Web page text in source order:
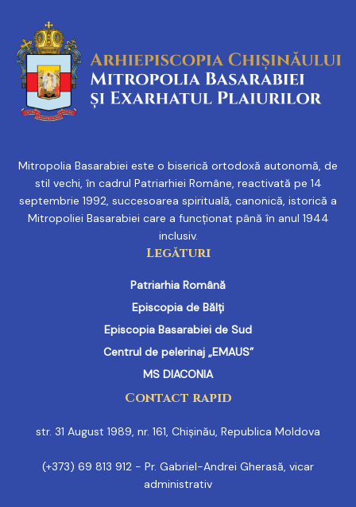
Mitropolia Basarabiei este o biserică ortodoxă autonomă, de
stil vechi, în cadrul Patriarhiei Române, reactivată pe 14
septembrie 1992, succesoarea spirituală, canonică, istorică a
Mitropoliei Basarabiei care a funcționat până în anul 1944
inclusiv.
Legături
Patriarhia Română
Episcopia de Bălți
Episcopia Basarabiei de Sud
Centrul de pelerinaj „EMAUS”
MS DIACONIA
Contact rapid
str. 31 August 1989, nr. 161, Chișinău, Republica Moldova
(+373) 69 813 912 - Pr. Gabriel-Andrei Gherasă, vicar
administrativ